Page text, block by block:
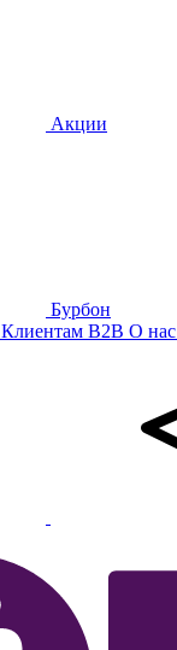
Акции
Бурбон
Клиентам B2B О нас